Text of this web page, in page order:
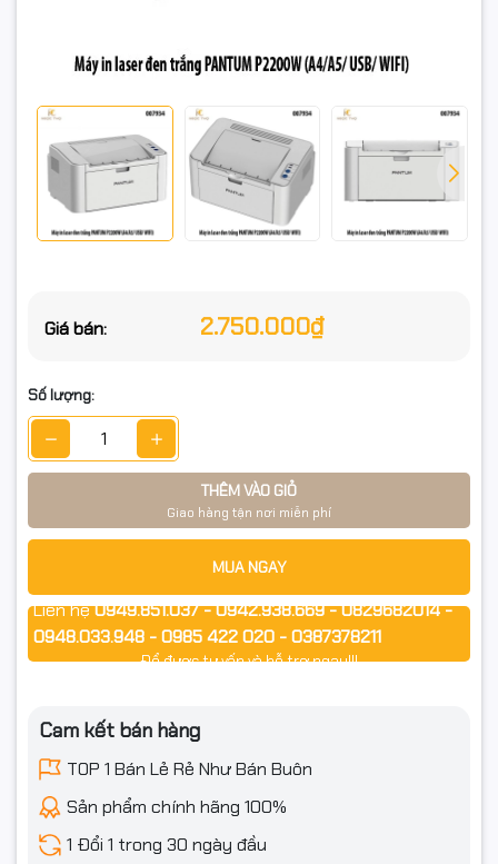
Giá bán: 2.750.000₫
Số lượng:
THÊM VÀO GIỎ
Giao hàng tận nơi miễn phí
MUA NGAY
Liên hệ0949.851.037 - 0942.938.669 - 0829682014 -
0948.033.948 - 0985 422 020 - 0387378211
Để được tư vấn và hỗ trợ ngay!!!
Cam kết bán hàng
TOP 1 Bán Lẻ Rẻ Như Bán Buôn
Sản phẩm chính hãng 100%
1 Đổi 1 trong 30 ngày đầu
Kết nối: USB 2.0, Wi‑Fi 802.11 b/g/n (hỗ trợ Wi‑Fi Direct)
Khay giấy: Vào 150 tờ | Ra 100 tờ
Khổ giấy: A4, A5, A6 + nhiều cỡ tương thích khác
Kích thước / Khối lượng: 337 × 220 × 178 mm / ~4,0 kg (không
kèm cartridge)
22.04)
- Điều kiện hoàn hàng/đổi trả (áp dụng thống nhất)
Thời hạn: trong 7 ngày kể từ ngày nhận đối với lỗi kỹ
thuật/không đúng mô tả.
Bằng chứng mở hộp ( QUAY VIDEO): vui lòng quay video
unboxing rõ tem/serial, phụ kiện, tình trạng thùng.
không can thiệp phần cứng/phần mềm.
Phạm vi: